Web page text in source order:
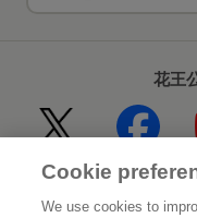
花王
Home
Cookie
We use cookies to